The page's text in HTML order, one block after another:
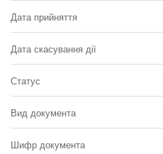
Дата прийняття
Дата скасування дії
Статус
Вид документа
Шифр документа